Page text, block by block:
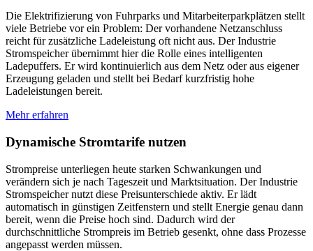
Die Elektrifizierung von Fuhrparks und Mitarbeiterparkplätzen stellt
viele Betriebe vor ein Problem: Der vorhandene Netzanschluss
reicht für zusätzliche Ladeleistung oft nicht aus. Der Industrie
Stromspeicher übernimmt hier die Rolle eines intelligenten
Ladepuffers. Er wird kontinuierlich aus dem Netz oder aus eigener
Erzeugung geladen und stellt bei Bedarf kurzfristig hohe
Ladeleistungen bereit.
Mehr erfahren
Dynamische Stromtarife nutzen
Strompreise unterliegen heute starken Schwankungen und
verändern sich je nach Tageszeit und Marktsituation. Der Industrie
Stromspeicher nutzt diese Preisunterschiede aktiv. Er lädt
automatisch in günstigen Zeitfenstern und stellt Energie genau dann
bereit, wenn die Preise hoch sind. Dadurch wird der
durchschnittliche Strompreis im Betrieb gesenkt, ohne dass Prozesse
angepasst werden müssen.